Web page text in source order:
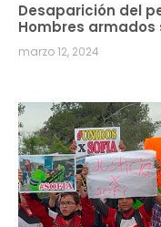
Desaparición del
Hombres armados
marzo 12, 2024